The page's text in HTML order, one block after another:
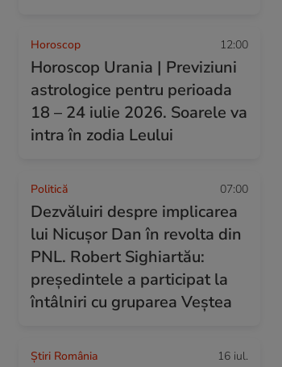
Horoscop 12:00
Horoscop Urania | Previziuni
astrologice pentru perioada
18 – 24 iulie 2026. Soarele va
intra în zodia Leului
Politică 07:00
Dezvăluiri despre implicarea
lui Nicușor Dan în revolta din
PNL. Robert Sighiartău:
președintele a participat la
întâlniri cu gruparea Veștea
Știri România 16 iul.